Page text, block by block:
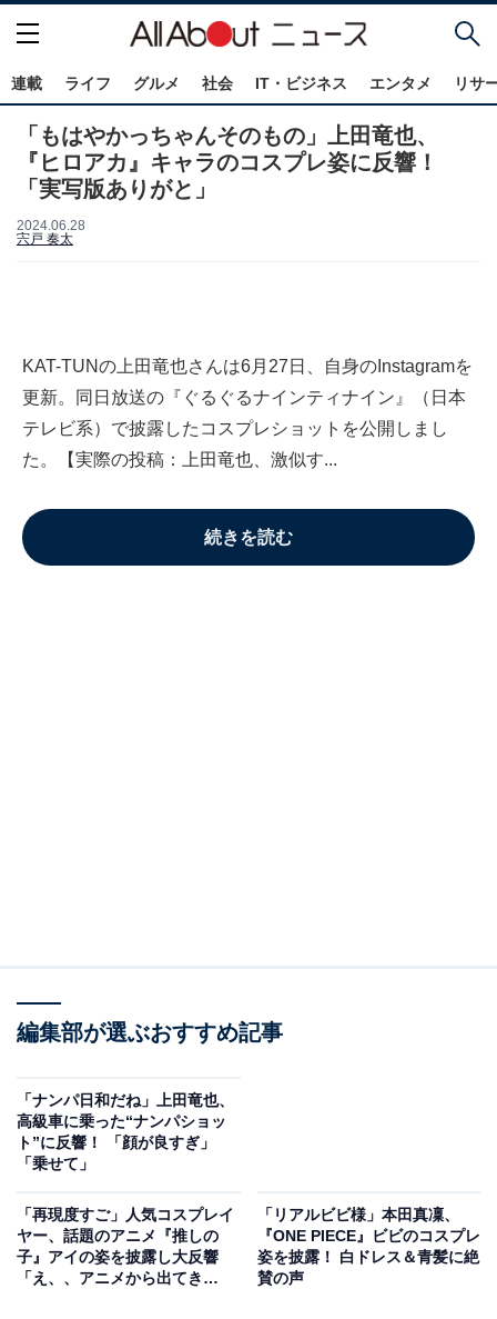
連載 ライフ グルメ 社会 IT・ビジネス エンタメ リサ
「もはやかっちゃんそのもの」上田竜也、
『ヒロアカ』キャラのコスプレ姿に反響！
「実写版ありがと」
2024.06.28
宍戸 奏太
KAT-TUNの上田竜也さんは6月27日、自身のInstagramを
更新。同日放送の『ぐるぐるナインティナイン』（日本
テレビ系）で披露したコスプレショットを公開しまし
た。【実際の投稿：上田竜也、激似す...
続きを読む
編集部が選ぶおすすめ記事
「ナンパ日和だね」上田竜也、
高級車に乗った“ナンパショッ
ト”に反響！ 「顔が良すぎ」
「乗せて」
「再現度すご」人気コスプレイ
ヤー、話題のアニメ『推しの
子』アイの姿を披露し大反響
「え、、アニメから出てき
「リアルビビ様」本田真凜、
『ONE PIECE』ビビのコスプレ
姿を披露！ 白ドレス＆青髪に絶
賛の声